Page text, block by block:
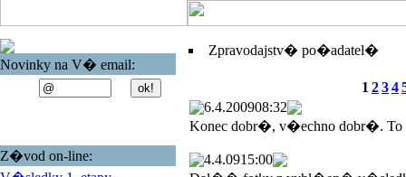
Novinky na V� email:
Z�vod on-line:
Zpravodajstv� po�adatel�
1 234
6.4.200908:32
Konec dobr�, v�echno dobr�.
4.4.0915:00